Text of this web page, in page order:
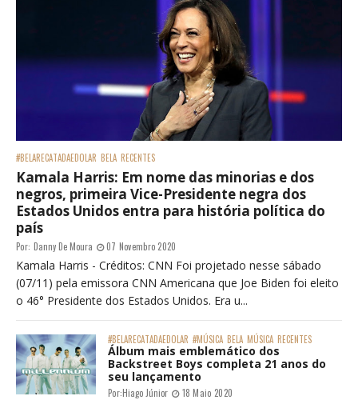
#BELARECATADAEDOLAR BELA RECENTES
Kamala Harris: Em nome das minorias e dos
negros, primeira Vice-Presidente negra dos
Estados Unidos entra para história política do
país
Por: Danny De Moura 07 Novembro 2020
Kamala Harris - Créditos: CNN Foi projetado nesse sábado
(07/11) pela emissora CNN Americana que Joe Biden foi eleito
o 46° Presidente dos Estados Unidos. Era u...
#BELARECATADAEDOLAR #MÚSICA BELA MÚSICA RECENTES
Álbum mais emblemático dos
Backstreet Boys completa 21 anos do
seu lançamento
Por:Hiago Júnior 18 Maio 2020